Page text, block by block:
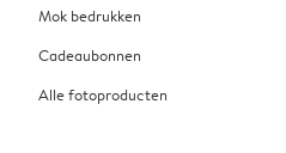
Mok bedrukken
Cadeaubonnen
Alle fotoproducten